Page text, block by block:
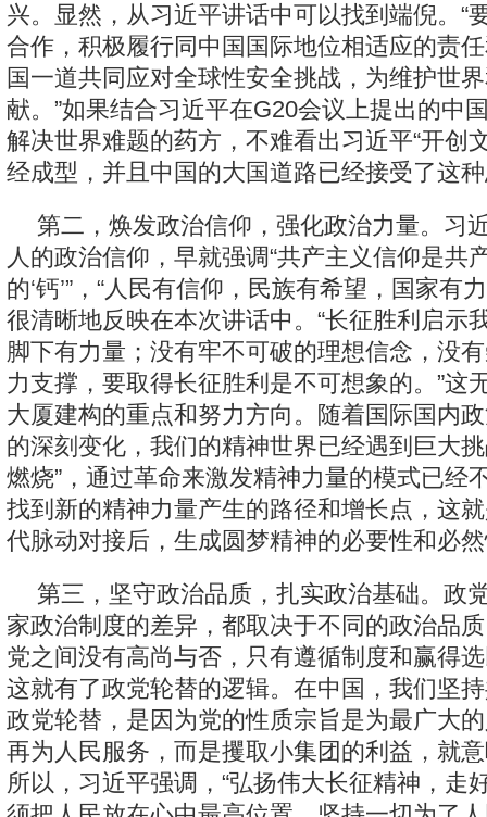
兴。显然，从习近平讲话中可以找到端倪。“
合作，积极履行同中国国际地位相适应的责
国一道共同应对全球性安全挑战，为维护世
献。”如果结合习近平在G20会议上提出的中
解决世界难题的药方，不难看出习近平“开创
经成型，并且中国的大国道路已经接受了这
第二，焕发政治信仰，强化政治力量。习
人的政治信仰，早就强调“共产主义信仰是共
的‘钙’”，“人民有信仰，民族有希望，国家有
很清晰地反映在本次讲话中。“长征胜利启示
脚下有力量；没有牢不可破的理想信念，没
力支撑，要取得长征胜利是不可想象的。”这
大厦建构的重点和努力方向。随着国际国内
的深刻变化，我们的精神世界已经遇到巨大
燃烧”，通过革命来激发精神力量的模式已经
找到新的精神力量产生的路径和增长点，这
代脉动对接后，生成圆梦精神的必要性和必
第三，坚守政治品质，扎实政治基础。政
家政治制度的差异，都取决于不同的政治品
党之间没有高尚与否，只有遵循制度和赢得
这就有了政党轮替的逻辑。在中国，我们坚
政党轮替，是因为党的性质宗旨是为最广大
再为人民服务，而是攫取小集团的利益，就
所以，习近平强调，“弘扬伟大长征精神，走